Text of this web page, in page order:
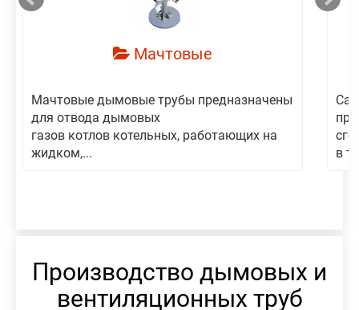
Мачтовые
Мачтовые дымовые трубы предназначены
для отвода дымовых
газов котлов котельных, работающих на
жидком,...
в
Производство дымовых и
вентиляционных труб